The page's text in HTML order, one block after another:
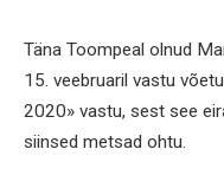
Täna Toompeal olnud
15. veebruaril vastu
2020» vastu, sest see
siinsed metsad ohtu.